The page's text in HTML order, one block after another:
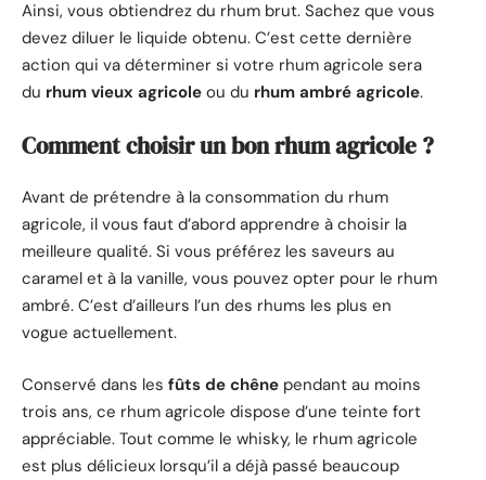
Ainsi, vous obtiendrez du rhum brut. Sachez que vous
devez diluer le liquide obtenu. C’est cette dernière
action qui va déterminer si votre rhum agricole sera
du rhum vieux agricole ou du rhum ambré agricole.
Comment choisir un bon rhum agricole ?
Avant de prétendre à la consommation du rhum
agricole, il vous faut d’abord apprendre à choisir la
meilleure qualité. Si vous préférez les saveurs au
caramel et à la vanille, vous pouvez opter pour le rhum
ambré. C’est d’ailleurs l’un des rhums les plus en
vogue actuellement.
Conservé dans les fûts de chêne pendant au moins
trois ans, ce rhum agricole dispose d’une teinte fort
appréciable. Tout comme le whisky, le rhum agricole
est plus délicieux lorsqu’il a déjà passé beaucoup